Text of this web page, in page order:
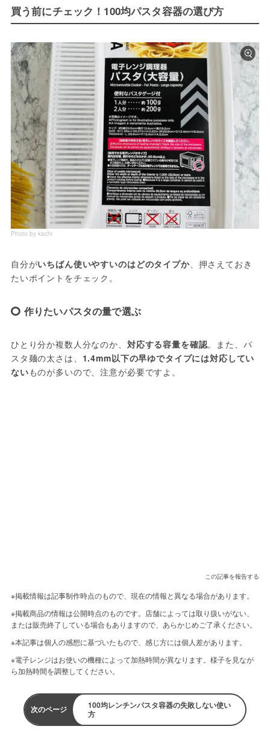
買う前にチェック！100均パスタ容器の選び方
Photo by kachi
自分がいちばん使いやすいのはどのタイプか、押さえておき
たいポイントをチェック。
作りたいパスタの量で選ぶ
ひとり分か複数人分なのか、 対応する容量を確認。また、パ
スタ麺の太さは、 1.4mm以下の早ゆでタイプには対応してい
ないものが多いので、注意が必要ですよ。
この記事を報告する
※掲載情報は記事制作時点のもので、現在の情報と異なる場合があります。
※掲載商品の情報は公開時点のものです。店舗によっては取り扱いがない、
または販売終了している場合もありますので、あらかじめご了承ください。
※本記事は個人の感想に基づいたもので、感じ方には個人差があります。
※電子レンジはお使いの機種によって加熱時間が異なります。様子を見なが
ら加熱時間を調整してください。
次のページ
100均レンチンパスタ容器の失敗しない使い
方